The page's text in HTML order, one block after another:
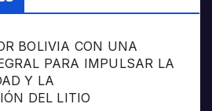
BOLIVIA CON UNA
PARA IMPULSAR LA
Y LA
DEL LITIO